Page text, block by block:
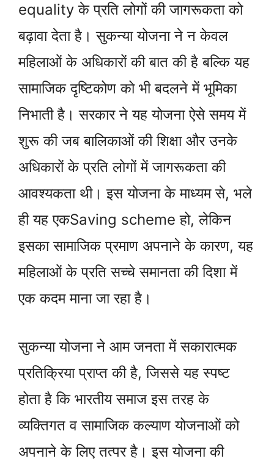
equality के प्रति लोगों की जागरूकता को
बढ़ावा देता है। सुकन्या योजना ने न केवल
महिलाओं के अधिकारों की बात की है बल्कि यह
सामाजिक दृष्टिकोण को भी बदलने में भूमिका
निभाती है। सरकार ने यह योजना ऐसे समय में
शुरू की जब बालिकाओं की शिक्षा और उनके
अधिकारों के प्रति लोगों में जागरूकता की
आवश्यकता थी। इस योजना के माध्यम से, भले
ही यह एकSaving scheme हो, लेकिन
इसका सामाजिक प्रमाण अपनाने के कारण, यह
महिलाओं के प्रति सच्चे समानता की दिशा में
एक कदम माना जा रहा है।
सुकन्या योजना ने आम जनता में सकारात्मक
प्रतिक्रिया प्राप्त की है, जिससे यह स्पष्ट
होता है कि भारतीय समाज इस तरह के
व्यक्तिगत व सामाजिक कल्याण योजनाओं को
अपनाने के लिए तत्पर है। इस योजना की